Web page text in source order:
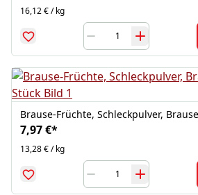
16,12 € / kg
Brause-Früchte, Schleckpulver,
7,97 €*
13,28 € / kg